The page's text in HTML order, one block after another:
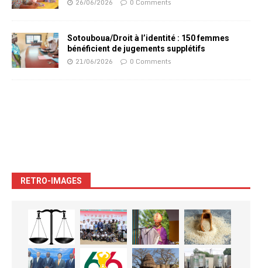
26/06/2026 0 Comments
Sotouboua/Droit à l’identité : 150 femmes
bénéficient de jugements supplétifs
21/06/2026 0 Comments
RETRO-IMAGES